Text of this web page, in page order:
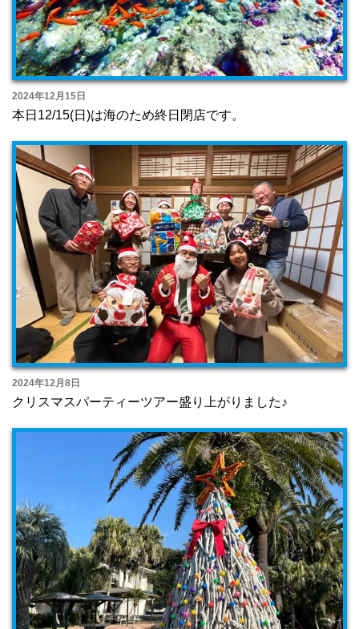
2024年12月15日
本日12/15(日)は海のため終日閉店です。
2024年12月8日
クリスマスパーティーツアー盛り上がりました♪